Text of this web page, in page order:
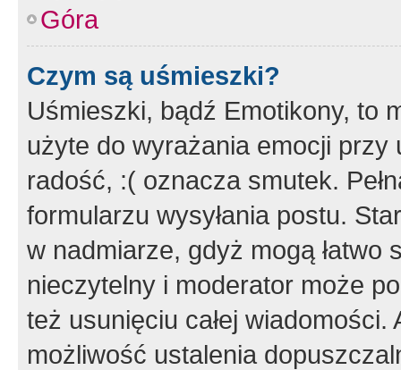
Góra
Czym są uśmieszki?
Uśmieszki, bądź Emotikony, to
użyte do wyrażania emocji
radość, :( oznacza smutek.
formularzu wysyłania postu.
w nadmiarze, gdyż mogą
nieczytelny i moderator może
też usunięciu całej
możliwość ustalenia